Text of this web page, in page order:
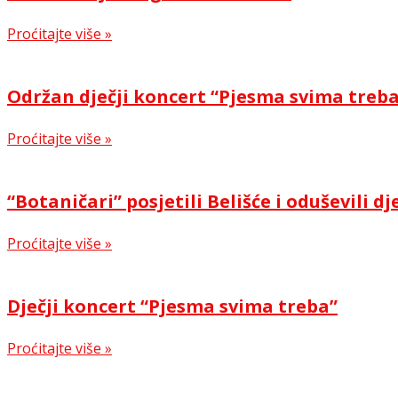
Proćitajte više »
Održan dječji koncert “Pjesma svima
Proćitajte više »
“Botaničari” posjetili Belišće i oduševili
Proćitajte više »
Dječji koncert “Pjesma svima treba”
Proćitajte više »